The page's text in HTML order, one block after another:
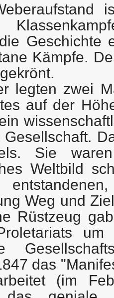
Geschichte
Kämpfe.
legten zwei
auf der
Gesellschaft.
Sie
Weltbild
Weg und
Rüstzeug
das
(im